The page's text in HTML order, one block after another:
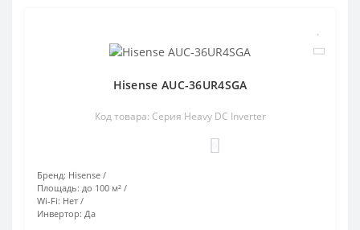
Hisense AUC-36UR4SGA
Код товара: Серия Heavy DC Inverter
Бренд: Hisense
Площадь: до 100 м²
Wi-Fi: Нет
Инвертор: Да